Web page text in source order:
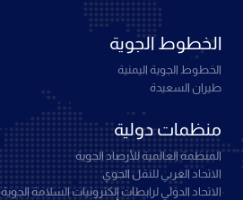
الخطوط الجوية
الخطوط الجوية اليمنية
طيران السعيدة
منظمات دولية
المنظمة العالمية للأرصاد الجوية
الاتحاد العربي للنقل الجوي
الاتحاد الدولي لرابطات إلكترونيات السلامة الجوية